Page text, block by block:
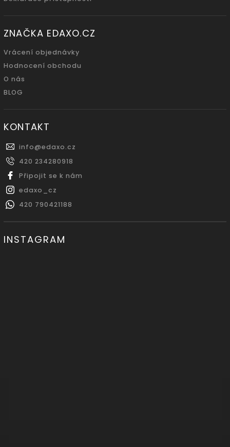
ZNAČKA EDAXO.CZ
Vrácení objednávky
Hodnocení obchodu
O nás
BLOG
KONTAKT
info@edaxo.cz
420 234280918
Připojit se k nám
edaxo_cz
420 790421188
INSTAGRAM